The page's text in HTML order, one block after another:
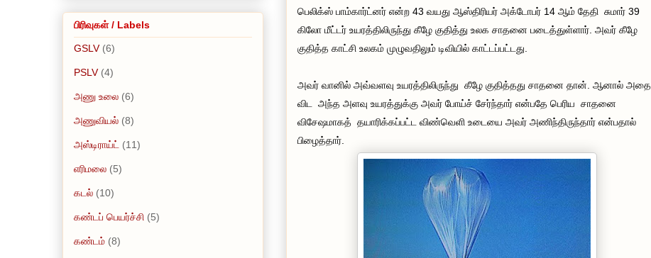
பெலிக்ஸ் பாம்கார்ட்னர் என்ற 43 வயது ஆஸ்திரியர் அக்டோபர் 14 ஆம் தேதி சுமார் 39
கிலோ மீட்டர் உயரத்திலிருந்து கீழே குதித்து உலக சாதனை படைத்துள்ளார். அவர் கீழே
குதித்த காட்சி உலகம் முழுவதிலும் டிவியில் காட்டப்பட்டது.
அவர் வானில் அவ்வளவு உயரத்திலிருந்து கீழே குதித்தது சாதனை தான். ஆனால் அதை
விட அந்த அளவு உயரத்துக்கு அவர் போய்ச் சேர்ந்தார் என்பதே பெரிய சாதனை
விசேஷமாகத் தயாரிக்கப்பட்ட விண்வெளி உடையை அவர் அணிந்திருந்தார் என்பதால்
பிழைத்தார்.
பிரிவுகள் / Labels
GSLV (6)
PSLV (4)
அணு உலை (6)
அணுவியல் (8)
அஸ்டிராய்ட் (11)
எரிமலை (5)
கடல் (10)
கண்டப் பெயர்ச்சி (5)
கண்டம் (8)